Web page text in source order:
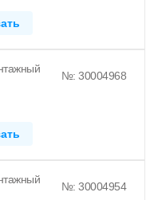
№: 30004968
№: 30004954